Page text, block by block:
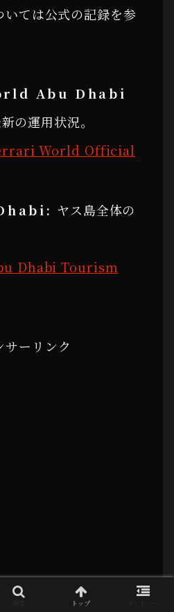
いては公式の記録を参
Abu Dhabi
の運用状況。
World Official
ヤス島全体の
Dhabi Tourism
サーリンク
トップ